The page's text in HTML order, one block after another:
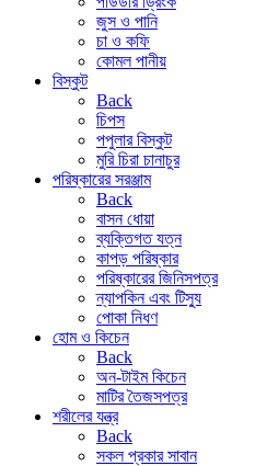
জুস ও পানি
চা ও কফি
কোমল পানীয়
বিস্কুট
Back
চিপস
পপুলার বিস্কুট
মুরি চিরা চানাচুর
পরিষ্কারের সরঞ্জাম
Back
বাসন ধোয়া
ব্যক্তিগত যত্ন
কাপড় পরিষ্কার
পরিষ্কারের জিনিসপত্র
ন্যাপকিন এবং টিস্যু
পোকা নিধণ
হোম ও কিচেন
Back
অন-টাইম কিচেন
মাটির তৈজসপত্র
শরীলের যন্ত্র
Back
সকল প্রকার সাবান